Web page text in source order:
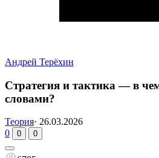
Андрей Терёхин
Стратегия и тактика — в
словами?
Теория· 26.03.2026
0
0 0